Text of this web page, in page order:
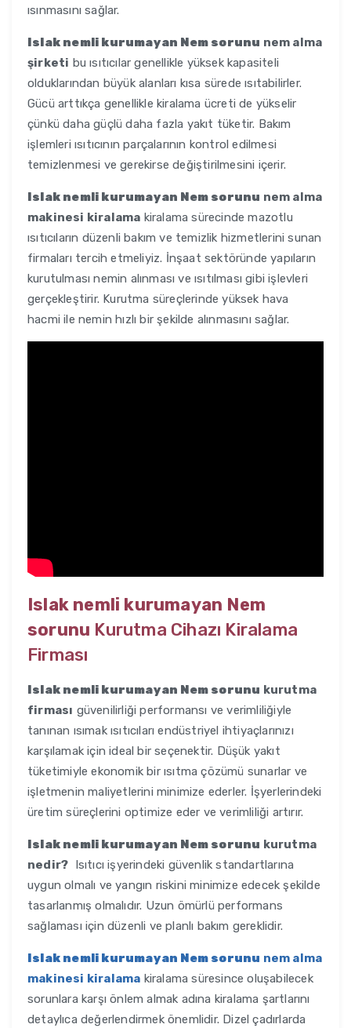
ısınmasını sağlar.
Islak nemli kurumayan Nem sorunu nem alma
şirketi bu ısıtıcılar genellikle yüksek kapasiteli
olduklarından büyük alanları kısa sürede ısıtabilirler.
Gücü arttıkça genellikle kiralama ücreti de yükselir
çünkü daha güçlü daha fazla yakıt tüketir. Bakım
işlemleri ısıtıcının parçalarının kontrol edilmesi
temizlenmesi ve gerekirse değiştirilmesini içerir.
Islak nemli kurumayan Nem sorunu nem alma
makinesi kiralama kiralama sürecinde mazotlu
ısıtıcıların düzenli bakım ve temizlik hizmetlerini sunan
firmaları tercih etmeliyiz. İnşaat sektöründe yapıların
kurutulması nemin alınması ve ısıtılması gibi işlevleri
gerçekleştirir. Kurutma süreçlerinde yüksek hava
hacmi ile nemin hızlı bir şekilde alınmasını sağlar.
Islak nemli kurumayan Nem
sorunu Kurutma Cihazı Kiralama
Firması
Islak nemli kurumayan Nem sorunu kurutma
firması güvenilirliği performansı ve verimliliğiyle
tanınan ısımak ısıtıcıları endüstriyel ihtiyaçlarınızı
karşılamak için ideal bir seçenektir. Düşük yakıt
tüketimiyle ekonomik bir ısıtma çözümü sunarlar ve
işletmenin maliyetlerini minimize ederler. İşyerlerindeki
üretim süreçlerini optimize eder ve verimliliği artırır.
Islak nemli kurumayan Nem sorunu kurutma
nedir? Isıtıcı işyerindeki güvenlik standartlarına
uygun olmalı ve yangın riskini minimize edecek şekilde
tasarlanmış olmalıdır. Uzun ömürlü performans
sağlaması için düzenli ve planlı bakım gereklidir.
Islak nemli kurumayan Nem sorunu nem alma
makinesi kiralama kiralama süresince oluşabilecek
sorunlara karşı önlem almak adına kiralama şartlarını
detaylıca değerlendirmek önemlidir. Dizel çadırlarda